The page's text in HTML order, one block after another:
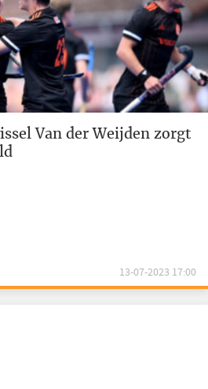
Van der Weijden zorgt
13-07-2023 17:00